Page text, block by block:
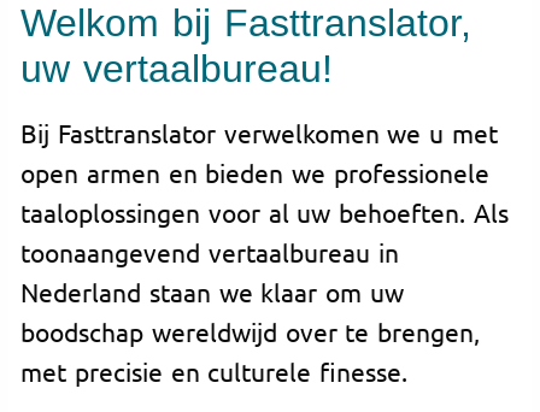
Welkom bij Fasttranslator,
uw vertaalbureau!
Bij Fasttranslator verwelkomen we u met
open armen en bieden we professionele
taaloplossingen voor al uw behoeften. Als
toonaangevend vertaalbureau in
Nederland staan we klaar om uw
boodschap wereldwijd over te brengen,
met precisie en culturele finesse.